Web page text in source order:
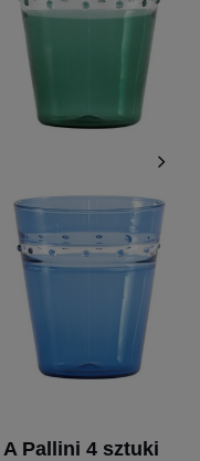
Pallini 4 sztuki